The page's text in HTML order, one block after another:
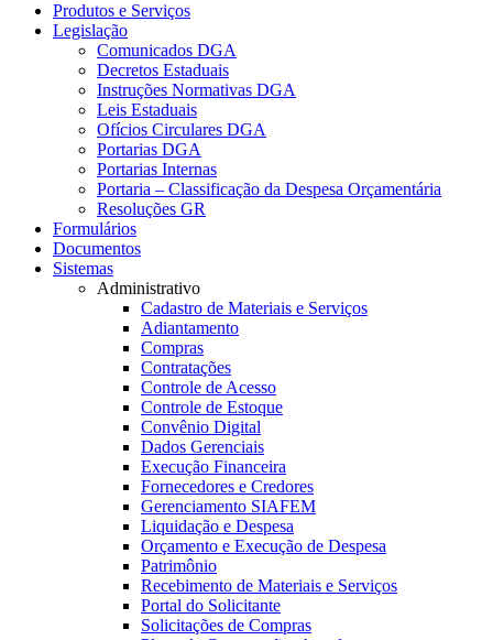
Produtos e Serviços
Legislação
Comunicados DGA
Decretos Estaduais
Instruções Normativas DGA
Leis Estaduais
Ofícios Circulares DGA
Portarias DGA
Portarias Internas
Portaria – Classificação da Despesa Orçamentária
Resoluções GR
Formulários
Documentos
Sistemas
Administrativo
Cadastro de Materiais e Serviços
Adiantamento
Compras
Contratações
Controle de Acesso
Controle de Estoque
Convênio Digital
Dados Gerenciais
Execução Financeira
Fornecedores e Credores
Gerenciamento SIAFEM
Liquidação e Despesa
Orçamento e Execução de Despesa
Patrimônio
Recebimento de Materiais e Serviços
Portal do Solicitante
Solicitações de Compras